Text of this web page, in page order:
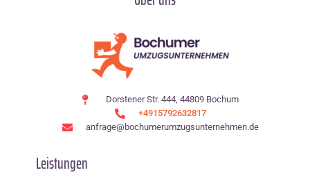
Dorstener Str. 444, 44809 Bochum
+4915792632817
anfrage@bochumerumzugsunternehmen.de
Leistungen